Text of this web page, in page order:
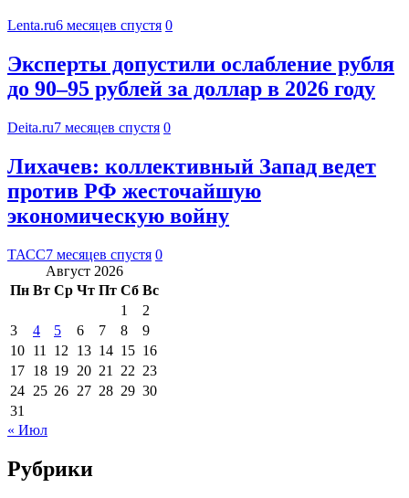
Lenta.ru6 месяцев спустя 0
Эксперты допустили ослабление рубля
до 90–95 рублей за доллар в 2026 году
Deita.ru7 месяцев спустя 0
Лихачев: коллективный Запад ведет
против РФ жесточайшую
экономическую войну
ТАСС7 месяцев спустя 0
Август 2026
Пн Вт Ср Чт Пт Сб Вс
1
2
3
4 5 6 7 8
9
10 11 12 13 14 15 16
17 18 19 20 21 22 23
24 25 26 27 28 29 30
31
« Июл
Рубрики